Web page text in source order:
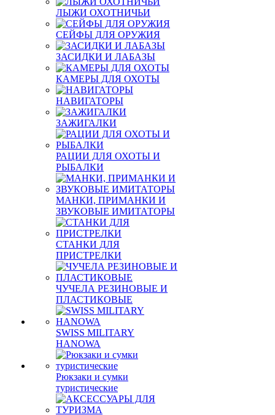
ЛЫЖИ ОХОТНИЧЬИ
СЕЙФЫ ДЛЯ ОРУЖИЯ
ЗАСИДКИ И ЛАБАЗЫ
КАМЕРЫ ДЛЯ ОХОТЫ
НАВИГАТОРЫ
ЗАЖИГАЛКИ
РАЦИИ ДЛЯ ОХОТЫ И
РЫБАЛКИ
МАНКИ, ПРИМАНКИ И
ЗВУКОВЫЕ ИМИТАТОРЫ
СТАНКИ ДЛЯ
ПРИСТРЕЛКИ
ЧУЧЕЛА РЕЗИНОВЫЕ И
ПЛАСТИКОВЫЕ
SWISS MILITARY
HANOWA
Рюкзаки и сумки
туристические